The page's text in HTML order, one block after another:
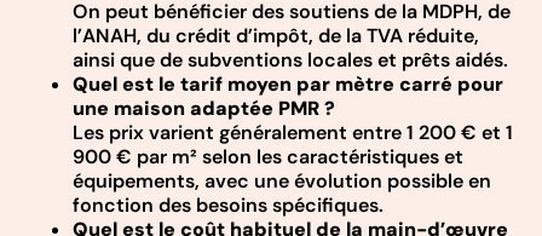
On peut bénéficier des soutiens de la MDPH, de
l’ANAH, du crédit d’impôt, de la TVA réduite,
ainsi que de subventions locales et prêts aidés.
Quel est le tarif moyen par mètre carré pour
une maison adaptée PMR ?
Les prix varient généralement entre 1 200 € et 1
900 € par m² selon les caractéristiques et
équipements, avec une évolution possible en
fonction des besoins spécifiques.
Quel est le coût habituel de la main-d’œuvre